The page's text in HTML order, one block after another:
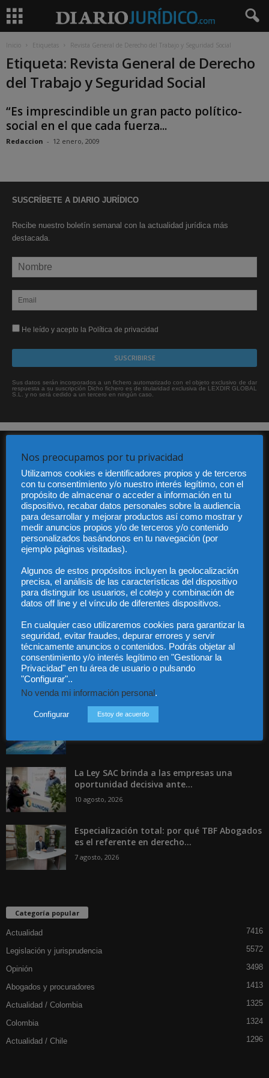
Inicio Etiquetas Revista General de Derecho del Trabajo y Seguridad Social
Etiqueta: Revista General de Derecho
del Trabajo y Seguridad Social
“Es imprescindible un gran pacto político-
social en el que cada fuerza...
Redaccion - 12 enero, 2009
SUSCRÍBETE A DIARIO JURÍDICO
Recibe nuestro boletín semanal con la actualidad jurídica más
destacada.
He leído y acepto la Política de privacidad
Sus datos serán incorporados a un fichero automatizado con el objeto exclusivo de dar
respuesta a su suscripción Dicho fichero es de titularidad exclusiva de LEXDIR GLOBAL
S.L. y no será cedido a un tercero en ningún caso.
Audiencia y Publicidad
Quiénes somos
Legal
Privacidad
Guía Colaboradores
Incluso más noticias
Agosto bajo los ataques del phishing
La Ley SAC brinda a las empresas una
oportunidad decisiva ante...
10 agosto, 2026
Especialización total: por qué TBF Abogados
es el referente en derecho...
7 agosto, 2026
Categoría popular
Actualidad 7416
Legislación y jurisprudencia 5572
Opinión 3498
Abogados y procuradores 1413
Actualidad / Colombia 1325
Colombia 1324
Actualidad / Chile 1296
Nos preocupamos por tu privacidad
Utilizamos cookies e identificadores propios y de terceros
con tu consentimiento y/o nuestro interés legítimo, con el
propósito de almacenar o acceder a información en tu
dispositivo, recabar datos personales sobre la audiencia
para desarrollar y mejorar productos así como mostrar y
medir anuncios propios y/o de terceros y/o contenido
personalizados basándonos en tu navegación (por
ejemplo páginas visitadas).
Algunos de estos propósitos incluyen la geolocalización
precisa, el análisis de las características del dispositivo
para distinguir los usuarios, el cotejo y combinación de
datos off line y el vínculo de diferentes dispositivos.
En cualquier caso utilizaremos cookies para garantizar la
seguridad, evitar fraudes, depurar errores y servir
técnicamente anuncios o contenidos. Podrás objetar al
consentimiento y/o interés legítimo en "Gestionar la
Privacidad" en tu área de usuario o pulsando
"Configurar"..
No venda mi información personal .
Configurar Estoy de acuerdo